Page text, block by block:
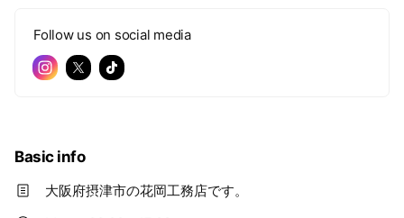
Follow us on social media
Basic info
大阪府摂津市の花岡工務店です。